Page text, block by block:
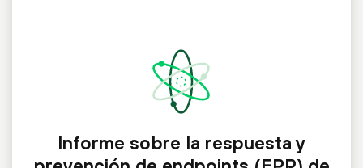
Informe sobre la respuesta y